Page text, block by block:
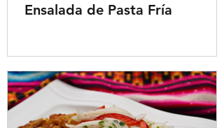
Ensalada de Pasta Fría